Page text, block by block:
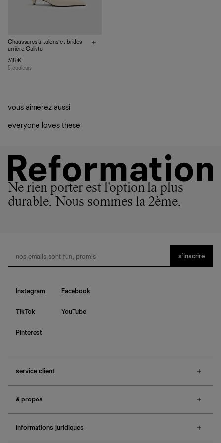
Chaussures à talons et brides
arrière Calista
318 €
5 couleurs
vous aimerez aussi
everyone loves these
Ne rien porter est l'option la plus
durable. Nous sommes la 2ème.
s’inscrire
Instagram Facebook
TikTok YouTube
Pinterest
service client
contactez-nous
guide des tailles
e-cartes cadeaux
à propos
boutiques
informations juridiques